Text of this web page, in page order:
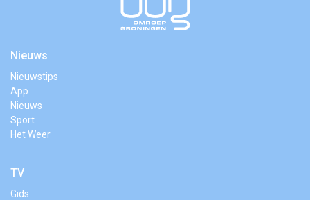
Nieuws
Nieuwstips
App
Nieuws
Sport
Het Weer
TV
Gids